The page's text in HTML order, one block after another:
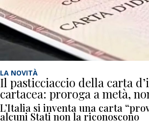
LA NOVITÀ
Il pasticciaccio della carta
cartacea: proroga a metà,
L’Italia si inventa una carta
alcuni Stati non la riconoscono